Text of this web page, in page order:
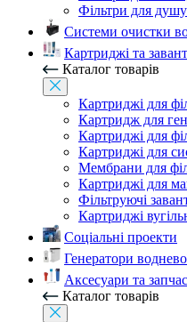
Фільтри для душу
Системи очистки
Картриджі та
Каталог товарів
Картриджі для
Картридж для
Картриджі для
Картриджі для
Мембрани для
Картриджі для
Фільтруючі
Картриджі
Соціальні проекти
Генератори
Аксесуари та
Каталог товарів